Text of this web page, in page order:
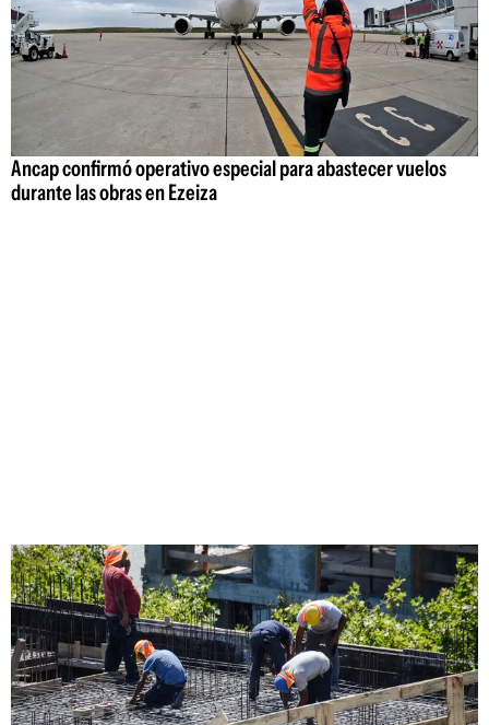
Ancap confirmó operativo especial para abastecer vuelos
durante las obras en Ezeiza